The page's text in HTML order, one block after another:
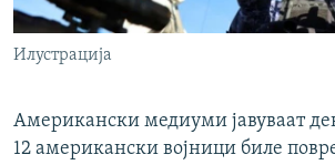
Илустрација
Американски медиуми јавуваат
12 американски војници биле